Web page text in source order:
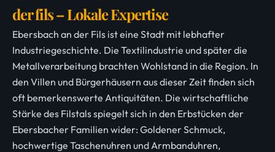
der fils – Lokale Expertise
Ebersbach an der Fils ist eine Stadt mit lebhafter
Industriegeschichte. Die Textilindustrie und später die
Metallverarbeitung brachten Wohlstand in die Region. In
den Villen und Bürgerhäusern aus dieser Zeit finden sich
oft bemerkenswerte Antiquitäten. Die wirtschaftliche
Stärke des Filstals spiegelt sich in den Erbstücken der
Ebersbacher Familien wider: Goldener Schmuck,
hochwertige Taschenuhren und Armbanduhren,